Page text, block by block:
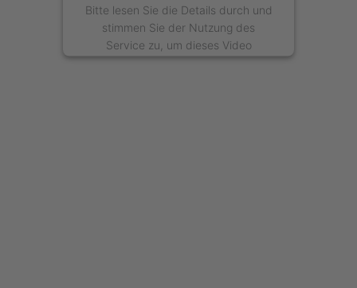
Bitte lesen Sie die Details durch und
stimmen Sie der Nutzung des
Service zu, um dieses Video
anzusehen.